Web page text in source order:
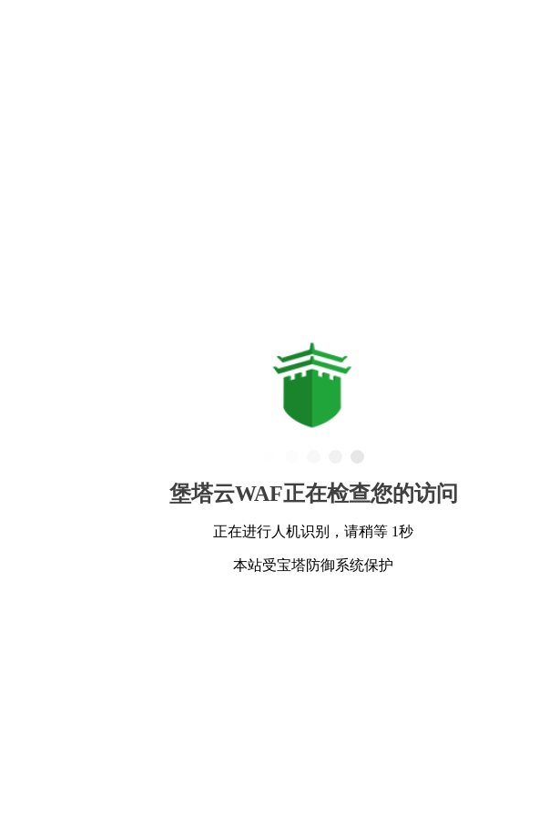
堡塔云WAF正在检查您的访问
正在进行人机识别，请稍等 1秒
本站受宝塔防御系统保护